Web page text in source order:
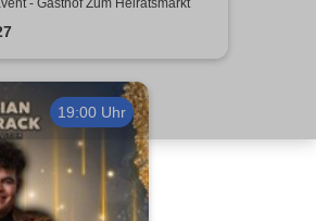
- Gasthof Zum Heiratsmarkt
19:00 Uhr